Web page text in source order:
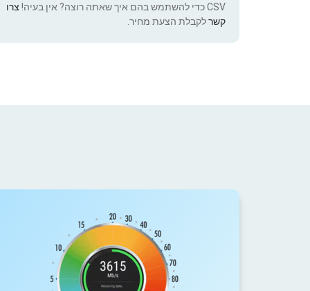
CSV כדי להשתמש בהם איך שאתה רוצה? אין בעיה!
צרו
קשרלקבלת הצעת מחיר.